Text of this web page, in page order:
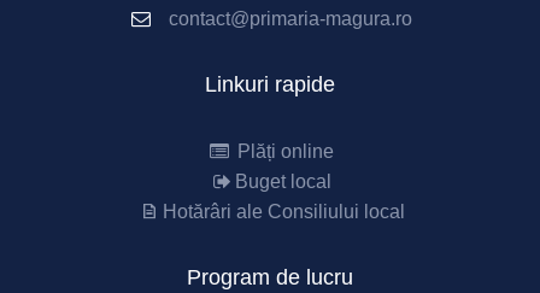
contact@primaria-magura.ro
Linkuri rapide
Plăți online
Buget local
Hotărâri ale Consiliului local
Program de lucru